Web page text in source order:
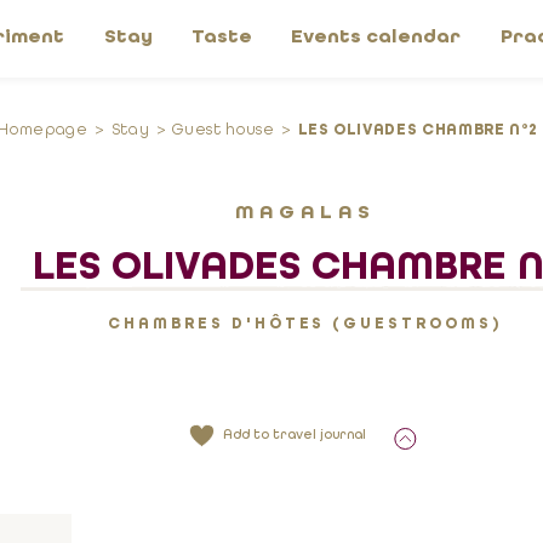
Stay Taste Events calendar
Stay Guest house LES OLIVADES CHAMBRE N°2
MAGALAS
LES OLIVADES CHAMBRE
CHAMBRES D'HÔTES (GUESTROOMS)
Add to travel journal